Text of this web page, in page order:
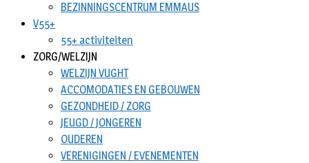
BEZINNINGSCENTRUM EMMAUS
V55+
55+ activiteiten
ZORG/WELZIJN
WELZIJN VUGHT
ACCOMODATIES EN GEBOUWEN
GEZONDHEID / ZORG
JEUGD / JONGEREN
OUDEREN
VERENIGINGEN / EVENEMENTEN